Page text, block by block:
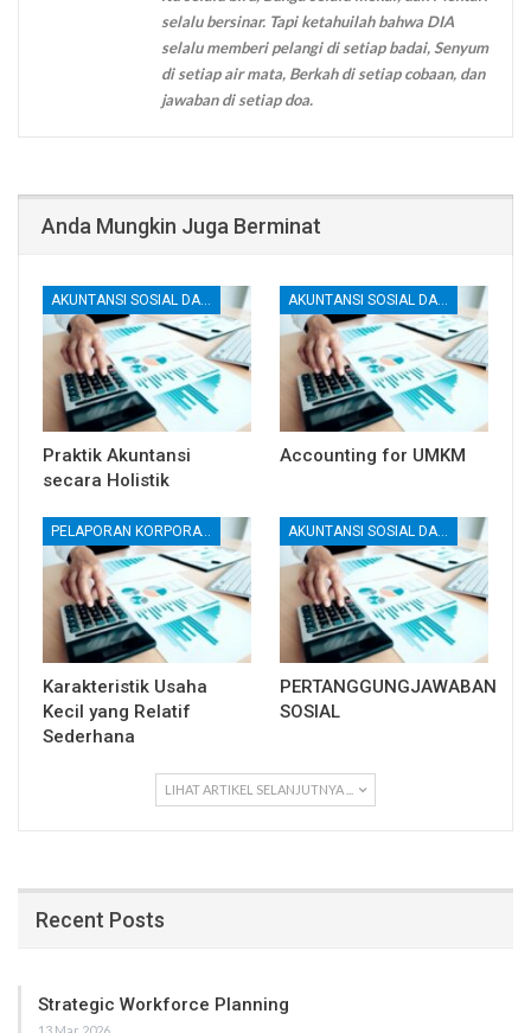
selalu bersinar. Tapi ketahuilah bahwa DIA
selalu memberi pelangi di setiap badai, Senyum
di setiap air mata, Berkah di setiap cobaan, dan
jawaban di setiap doa.
Anda Mungkin Juga Berminat
AKUNTANSI SOSIAL DAN LINGKUNGAN
Praktik Akuntansi
secara Holistik
AKUNTANSI SOSIAL DAN LINGKUNGAN
Accounting for UMKM
PELAPORAN KORPORATE
Karakteristik Usaha
Kecil yang Relatif
Sederhana
AKUNTANSI SOSIAL DAN LINGKUNGAN
PERTANGGUNGJAWABAN
SOSIAL
LIHAT ARTIKEL SELANJUTNYA ...
Recent Posts
Strategic Workforce Planning